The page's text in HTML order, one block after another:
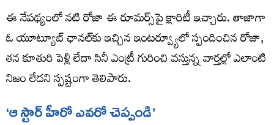
ఈ నేపథ్యంలో నటి రోజా ఈ రూమర్స్‌పై క్లారిటీ ఇచ్చారు. తాజాగా
ఓ యూట్యూబ్ ఛానల్‌కు ఇచ్చిన ఇంటర్వ్యూలో స్పందించిన రోజా,
తన కూతురి పెళ్లి లేదా సినీ ఎంట్రీ గురించి వస్తున్న వార్తల్లో ఎలాంటి
నిజం లేదని స్పష్టంగా తెలిపారు.
‘ఆ స్టార్ హీరో ఎవరో చెప్పండి’